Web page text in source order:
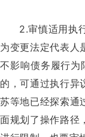
2.审慎适用执
为变更法定代表人
不影响债务履行为
的，可通过执行异
苏等地已经探索通
面规划了操作路径